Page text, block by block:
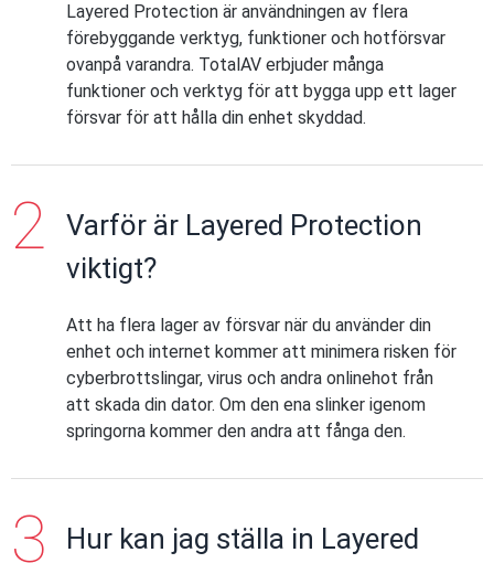
Layered Protection är användningen av flera
förebyggande verktyg, funktioner och hotförsvar
ovanpå varandra. TotalAV erbjuder många
funktioner och verktyg för att bygga upp ett lager
försvar för att hålla din enhet skyddad.
Varför är Layered Protection
viktigt?
Att ha flera lager av försvar när du använder din
enhet och internet kommer att minimera risken för
cyberbrottslingar, virus och andra onlinehot från
att skada din dator. Om den ena slinker igenom
springorna kommer den andra att fånga den.
Hur kan jag ställa in Layered